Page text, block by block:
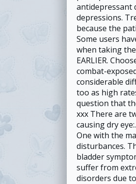
antidepressant
depressions.
because the
Some users
when taking the
EARLIER.
combat-
considerable
too as high
question that
xxx There are
causing dry
One with the
disturbances.
bladder
suffer from
disorders due